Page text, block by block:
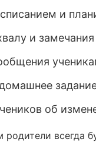
и
и замечания
об
всегда